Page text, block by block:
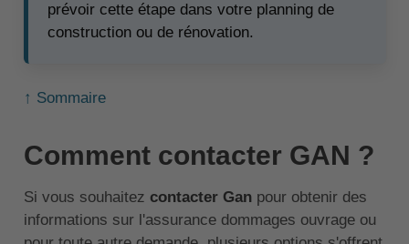
prévoir cette étape dans votre planning de
construction ou de rénovation.
↑ Sommaire
Comment contacter GAN ?
Si vous souhaitez contacter Ganpour obtenir des
informations sur l'assurance dommages ouvrage ou